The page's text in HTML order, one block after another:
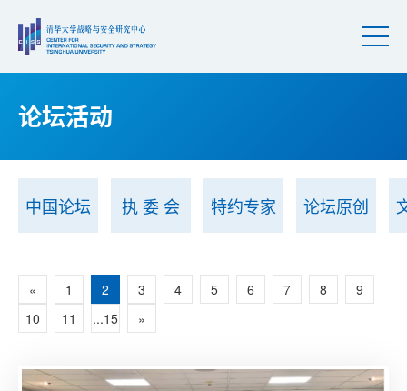
论坛活动
中国论坛 执 委 会 特约专家 论坛原创
« 1 2 3 4 5 6 7 8
9
10
11 ...15 »